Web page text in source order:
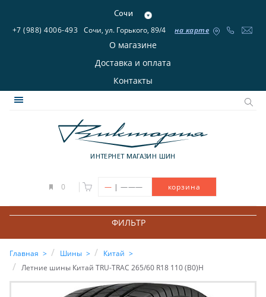
Сочи
+7 (988) 4006-493 Сочи, ул. Горького, 89/4 на карте
О магазине
Доставка и оплата
Контакты
ИНТЕРНЕТ МАГАЗИН ШИН
0 — | ——— корзина
ФИЛЬТР
Главная Шины
Китай
Летние шины Китай TRU-TRAC 265/60 R18 110 (B0)H